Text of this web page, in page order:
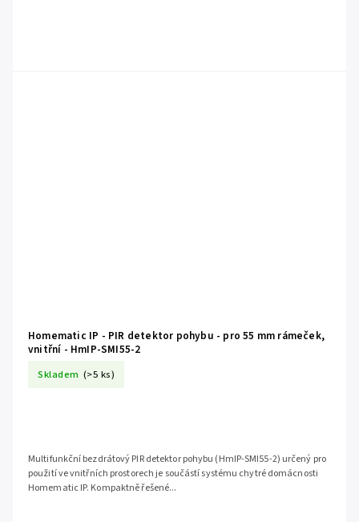
Homematic IP - PIR detektor pohybu - pro 55 mm rámeček,
vnitřní - HmIP-SMI55-2
Skladem (>5 ks)
Multifunkční bezdrátový PIR detektor pohybu (HmIP-SMI55-2) určený pro
použití ve vnitřních prostorech je součástí systému chytré domácnosti
Homematic IP. Kompaktně řešené...